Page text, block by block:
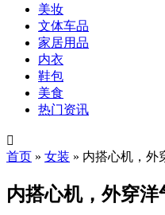
美妆
文体车品
家居用品
内衣
鞋包
美食
热门资讯

首页 » 女装 » 内搭心机，外
内搭心机，外穿